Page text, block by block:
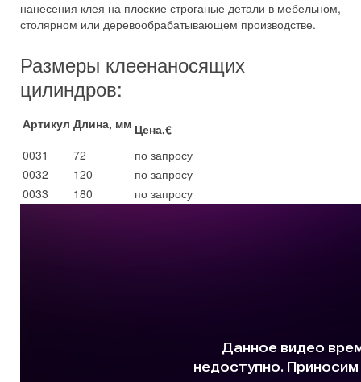
нанесения клея на плоские строганые детали в мебельном,
столярном или деревообрабатывающем производстве.
Размеры клеенаносящих
цилиндров:
Артикул Длина, мм Цена,€
0031
72
по запросу
0032
120
по запросу
0033
180 по запросу